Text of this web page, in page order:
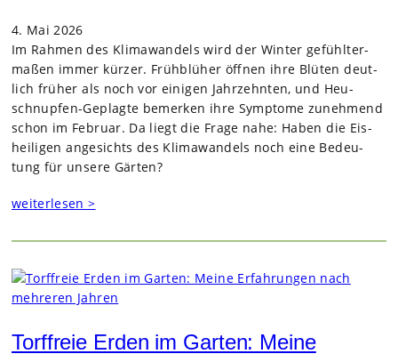
4. Mai 2026
Im Rah­men des Kli­ma­wan­dels wird der Win­ter gefühl­ter­
ma­ßen immer kür­zer. Früh­blü­her öff­nen ihre Blü­ten deut­
lich frü­her als noch vor eini­gen Jahr­zehn­ten, und Heu­
schnup­fen-Geplagte bemer­ken ihre Sym­ptome zuneh­mend
schon im Februar. Da liegt die Frage nahe: Haben die Eis­
hei­li­gen ange­sichts des Kli­ma­wan­dels noch eine Bedeu­
tung für unsere Gär­ten?
weiterlesen >
Torffreie Erden im Garten: Meine